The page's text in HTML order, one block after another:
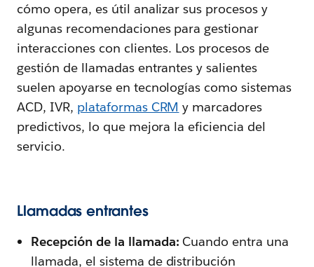
cómo opera, es útil analizar sus procesos y
algunas recomendaciones para gestionar
interacciones con clientes. Los procesos de
gestión de llamadas entrantes y salientes
suelen apoyarse en tecnologías como sistemas
ACD, IVR, plataformas CRM y marcadores
predictivos, lo que mejora la eficiencia del
servicio.
Llamadas entrantes
Recepción de la llamada: Cuando entra una
llamada, el sistema de distribución